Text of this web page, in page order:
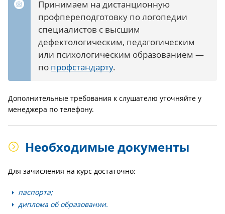
Принимаем на дистанционную
профпереподготовку по логопедии
специалистов с высшим
дефектологическим, педагогическим
или психологическим образованием —
по профстандарту.
Дополнительные требования к слушателю уточняйте у
менеджера по телефону.
Необходимые документы
Для зачисления на курс достаточно:
паспорта;
диплома об образовании.